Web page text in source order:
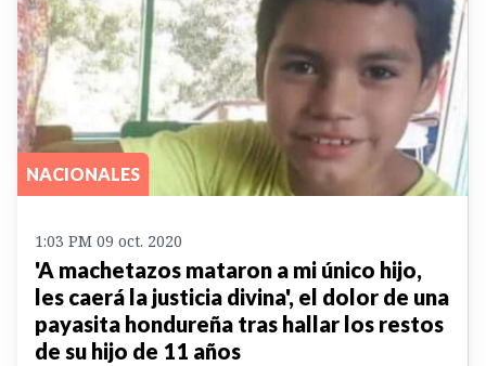
NACIONALES
1:03 PM 09 oct. 2020
'A machetazos mataron a mi único hijo,
les caerá la justicia divina', el dolor de una
payasita hondureña tras hallar los restos
de su hijo de 11 años